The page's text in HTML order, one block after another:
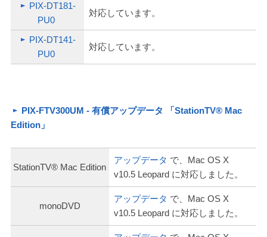
PIX-DT181-
PU0
対応しています。
PIX-DT141-
PU0
対応しています。
PIX-FTV300UM - 有償アップデータ 「StationTV® Mac
Edition」
StationTV® Mac Edition
アップデータ で、Mac OS X
v10.5 Leopard に対応しました。
monoDVD
アップデータ で、Mac OS X
v10.5 Leopard に対応しました。